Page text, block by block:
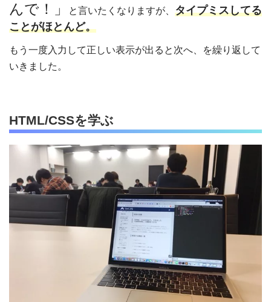
んで！」
と言いたくなりますが、 タイプミスしてる
ことがほとんど。
もう一度入力して正しい表示が出ると次へ、を繰り返して
いきました。
HTML/CSSを学ぶ